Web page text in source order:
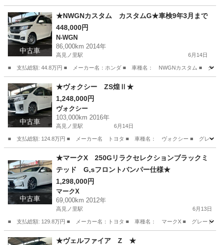
大阪 松原市 高見ノ里駅 ムーヴ 預かり金
中古車
★NWGNカスタム カスタムG★車検9年3月まで
448,000円
N-WGN
86,000km 2014年
高見ノ里駅 6月14日
■ 支払総額: 44.8万円 ■ メーカー名：ホンダ ■ 車種名： NWGNカスタム ■ グ
大阪 松原市 高見ノ里駅 N-WGN
中古車
★ヴォクシー ZS煌Ⅱ★
1,248,000円
ヴォクシー
103,000km 2016年
高見ノ里駅 6月14日
■ 支払総額: 124.8万円 ■ メーカー名 トヨタ ■ 車種名： ヴォクシー ■ グレー
高見ノ里駅 ヴォクシー 預かり金
中古車
★マークX 250Gリラクセレクションブラックミ
テッド G,sフロントバンパー仕様★
1,298,000円
マークX
69,000km 2012年
高見ノ里駅 6月13日
■ 支払総額: 129.8万円 ■ メーカー名：トヨタ ■ 車種名： マークX ■ グレード名
大阪 松原市 高見ノ里駅 マークX バンパー
★ヴェルファイア Z ★